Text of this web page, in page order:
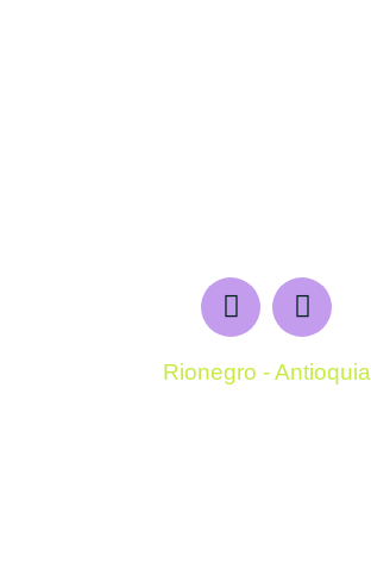
Rionegro - Antioquia